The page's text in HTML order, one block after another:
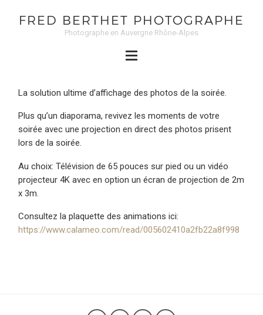
FRED BERTHET PHOTOGRAPHE
Photographe en Auvergne Rhône-Alpes
La solution ultime d’affichage des photos de la soirée.
Plus qu’un diaporama, revivez les moments de votre
soirée avec une projection en direct des photos prisent
lors de la soirée.
Au choix: Télévision de 65 pouces sur pied ou un vidéo
projecteur 4K avec en option un écran de projection de 2m
x 3m.
Consultez la plaquette des animations ici:
https://www.calameo.com/read/005602410a2fb22a8f998